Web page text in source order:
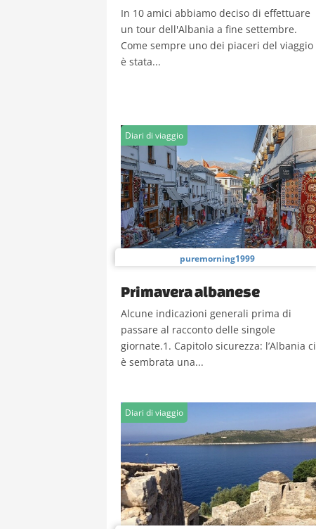
In 10 amici abbiamo deciso di effettuare
un tour dell'Albania a fine settembre.
Come sempre uno dei piaceri del viaggio
è stata...
Diari di viaggio
puremorning1999
Primavera albanese
Alcune indicazioni generali prima di
passare al racconto delle singole
giornate.1. Capitolo sicurezza: l’Albania ci
è sembrata una...
Diari di viaggio